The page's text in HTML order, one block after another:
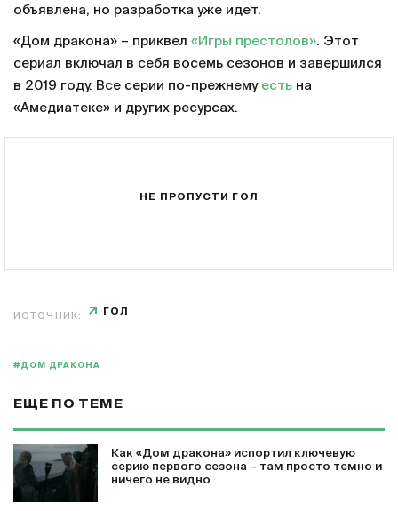
объявлена, но разработка уже идет.
«Дом дракона» – приквел «Игры престолов». Этот
сериал включал в себя восемь сезонов и завершился
в 2019 году. Все серии по-прежнему есть на
«Амедиатеке» и других ресурсах.
НЕ ПРОПУСТИ ГОЛ
ИСТОЧНИК: ГОЛ
#ДОМ ДРАКОНА
ЕЩЕ ПО ТЕМЕ
Как «Дом дракона» испортил ключевую
серию первого сезона – там просто темно и
ничего не видно